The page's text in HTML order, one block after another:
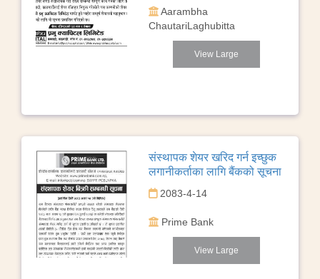
Aarambha
ChautariLaghubitta
View Large
संस्थापक शेयर खरिद गर्न इच्छुक
लगानीकर्ताका लागि बैंकको सूचना
2083-4-14
Prime Bank
View Large